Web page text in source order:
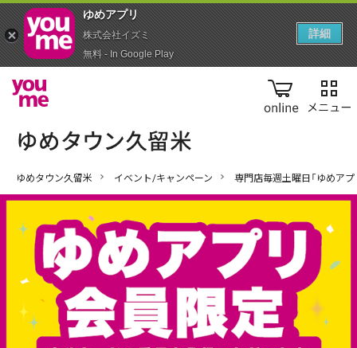
online
ゆめタウン久留米 イベント/キャンペーン 専門店毎週土曜日「ゆめア
ゆめアプ‪リ‬
株式会社イズミ
無料 - In Google Play
詳細